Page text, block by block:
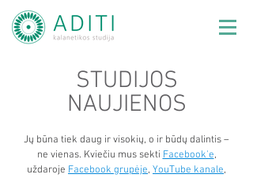
STUDIJOS
NAUJIENOS
Jų būna tiek daug ir visokių, o ir būdų dalintis –
ne vienas. Kviečiu mus sekti Facebook'e,
uždaroje Facebook grupėje, YouTube kanale,